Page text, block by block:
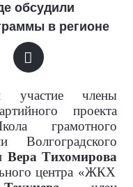
обсудили
в регионе
участие члены
проекта
грамотного
Волгоградского
Вера Тихомирова
центра «ЖКХ